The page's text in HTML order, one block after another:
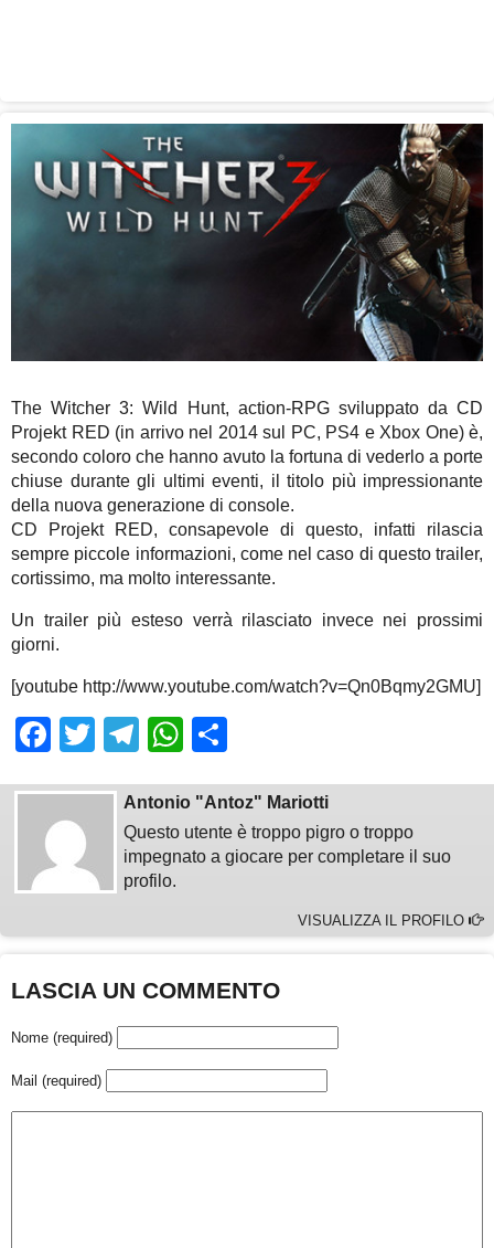
The Witcher 3: Wild Hunt, action-RPG sviluppato da CD
Projekt RED (in arrivo nel 2014 sul PC, PS4 e Xbox One) è,
secondo coloro che hanno avuto la fortuna di vederlo a porte
chiuse durante gli ultimi eventi, il titolo più impressionante
della nuova generazione di console.
CD Projekt RED, consapevole di questo, infatti rilascia
sempre piccole informazioni, come nel caso di questo trailer,
cortissimo, ma molto interessante.
Un trailer più esteso verrà rilasciato invece nei prossimi
giorni.
[youtube http://www.youtube.com/watch?v=Qn0Bqmy2GMU]
Facebook
TwitterTelegram
WhatsApp
Antonio "Antoz" Mariotti
Questo utente è troppo pigro o troppo
impegnato a giocare per completare il suo
profilo.
VISUALIZZA IL PROFILO
LASCIA UN COMMENTO
Nome (required)
Mail (required)